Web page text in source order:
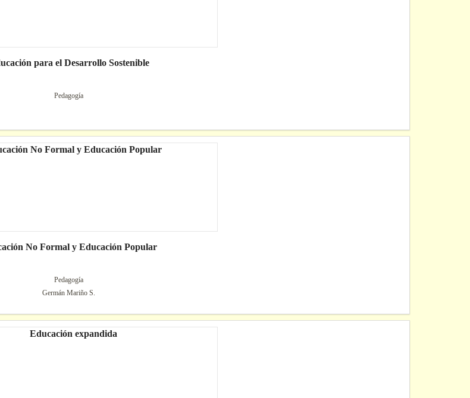
para el Desarrollo Sostenible
Pedagogía
No Formal y Educación Popular
Pedagogía
Germán Mariño S.